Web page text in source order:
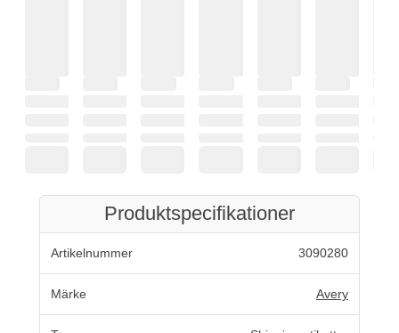
Produktspecifikationer
Artikelnummer 3090280
Märke Avery